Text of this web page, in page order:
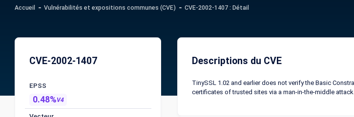
Accueil Vulnérabilités et expositions communes (CVE) CVE-2002-1407 : Détail
CVE-2002-1407
EPSS
0.48%V4
Descriptions du CVE
TinySSL 1.02 and earlier does not verify the Basic
certificates of trusted sites via a man-in-the-middle attack.